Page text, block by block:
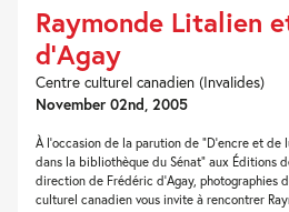
Raymonde Litalien
d’Agay
Centre culturel canadien (Invalides)
November 02nd, 2005
À l’occasion de la parution de “D’encre et
dans la bibliothèque du Sénat” aux Éditions
direction de Frédéric d’Agay, photographies
culturel canadien vous invite à rencontrer